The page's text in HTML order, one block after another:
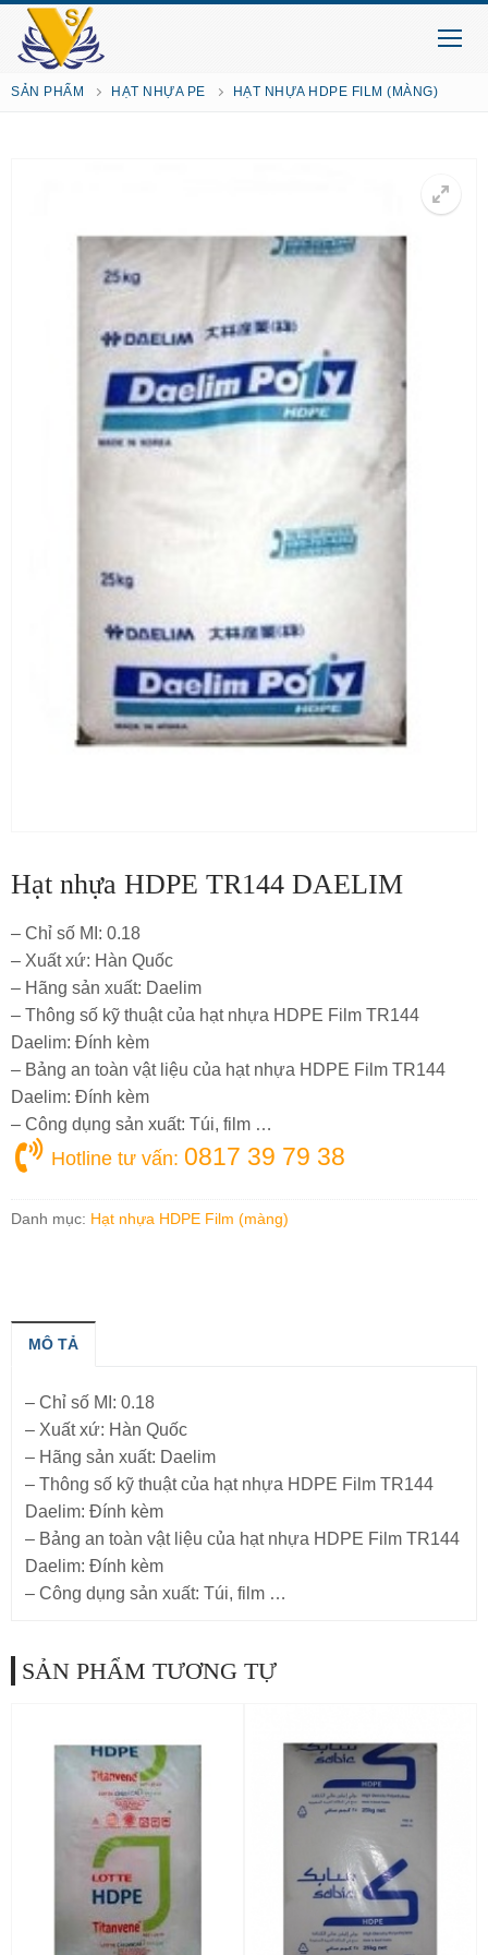
SẢN PHẨM HẠT NHỰA PE HẠT NHỰA HDPE FILM (MÀNG)
Hạt nhựa HDPE TR144 DAELIM
– Chỉ số MI: 0.18
– Xuất xứ: Hàn Quốc
– Hãng sản xuất: Daelim
– Thông số kỹ thuật của hạt nhựa HDPE Film TR144
Daelim: Đính kèm
– Bảng an toàn vật liệu của hạt nhựa HDPE Film TR144
Daelim: Đính kèm
– Công dụng sản xuất: Túi, film …
Hotline tư vấn: 0817 39 79 38
Danh mục: Hạt nhựa HDPE Film (màng)
MÔ TẢ
– Chỉ số MI: 0.18
– Xuất xứ: Hàn Quốc
– Hãng sản xuất: Daelim
– Thông số kỹ thuật của hạt nhựa HDPE Film TR144
Daelim: Đính kèm
– Bảng an toàn vật liệu của hạt nhựa HDPE Film TR144
Daelim: Đính kèm
– Công dụng sản xuất: Túi, film …
SẢN PHẨM TƯƠNG TỰ